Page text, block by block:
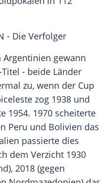
- Die Verfolger
gewann
- beide Länder
zu, wenn der Cup
zog 1938 und
1954. 1970 scheiterte
Peru und Bolivien das
passierte dies
dem Verzicht 1930
2018 (gegen